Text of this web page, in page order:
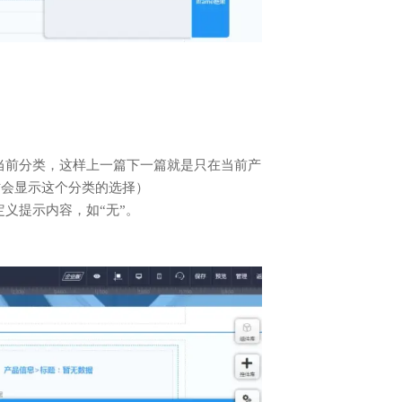
分类，这样上一篇下一篇就是只在当前产
显示这个分类的选择）
提示内容，如“无”。